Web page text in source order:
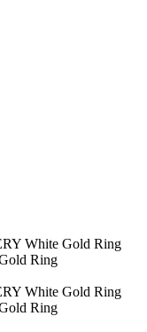
White Gold Ring
Ring
White Gold Ring
Ring